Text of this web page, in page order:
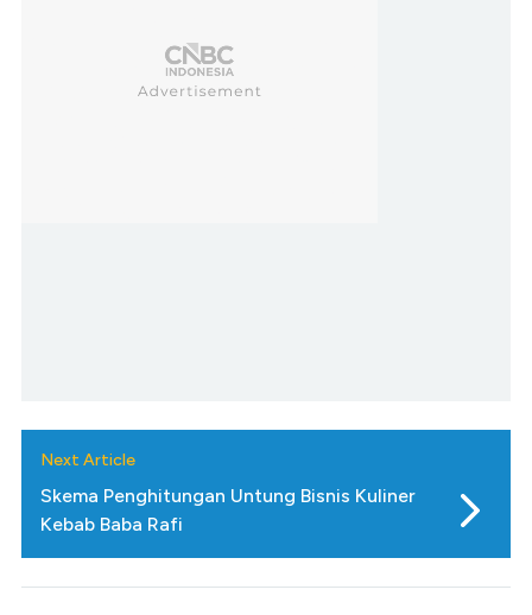
Next Article
Skema Penghitungan Untung Bisnis Kuliner
Kebab Baba Rafi